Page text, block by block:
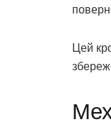
Цей